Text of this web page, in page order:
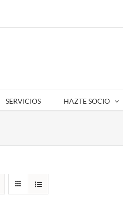
SERVICIOS HAZTE SOCIO